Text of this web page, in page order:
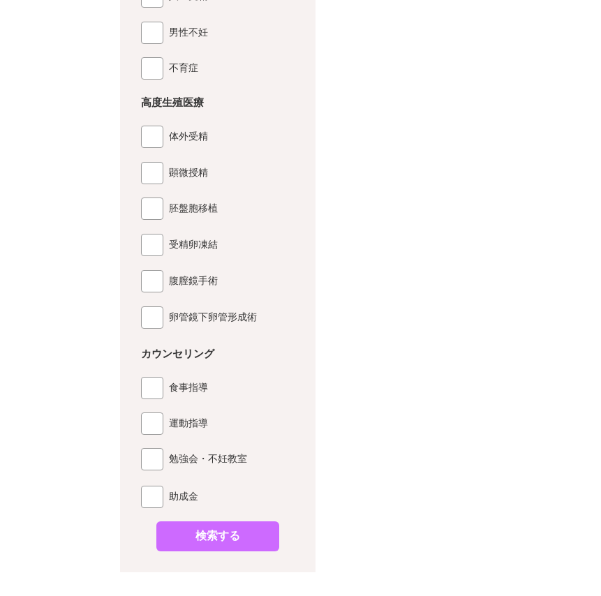
男性不妊
不育症
高度生殖医療
体外受精
顕微授精
胚盤胞移植
受精卵凍結
腹膣鏡手術
卵管鏡下卵管形成術
カウンセリング
食事指導
運動指導
勉強会・不妊教室
助成金
検索する